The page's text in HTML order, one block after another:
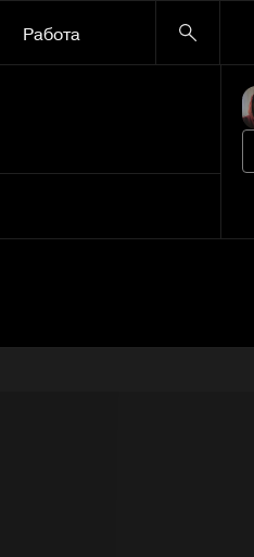
Работа